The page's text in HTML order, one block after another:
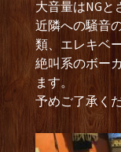
大音量はNGと
近隣への騒音
類、エレキベー
絶叫系のボー
ます。
予めご了承く